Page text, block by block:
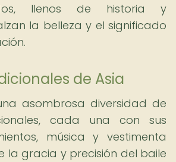
llenos de historia y
la belleza y el significado
de Asia
asombrosa diversidad de
cada una con sus
música y vestimenta
la gracia y precisión del baile